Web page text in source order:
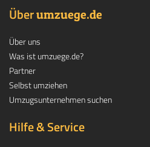
Überumzuege.de
Über uns
Was ist umzuege.de?
Partner
Selbst umziehen
Umzugsunternehmen suchen
Hilfe & Service